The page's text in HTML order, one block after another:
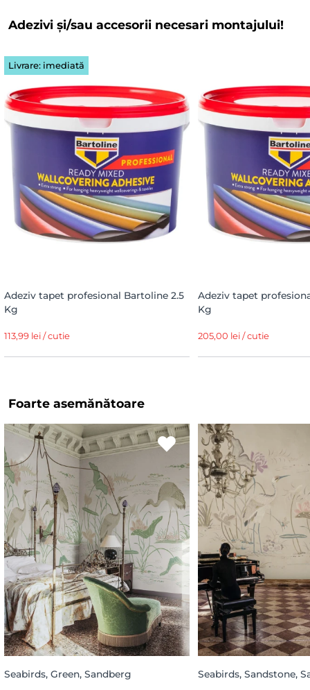
Adezivi și/sau accesorii necesari montajului!
Livrare: imediată
Adeziv tapet profesional Bartoline 2.5
Kg
113,99 lei / cutie
Adeziv tapet
Kg
205,00 lei / cutie
Foarte asemănătoare
Seabirds, Green, Sandberg Seabirds, Sandstone,